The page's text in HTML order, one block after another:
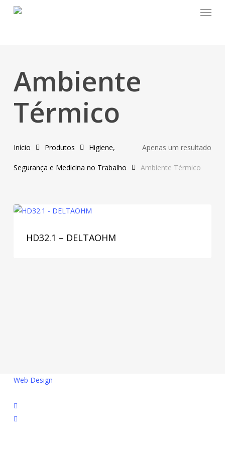
Menu
Ambiente
Térmico
Apenas um resultado
Início Produtos Higiene,
Segurança e Medicina no Trabalho Ambiente Térmico
HD32.1 – DELTAOHM
Web Design
facebook
linkedin